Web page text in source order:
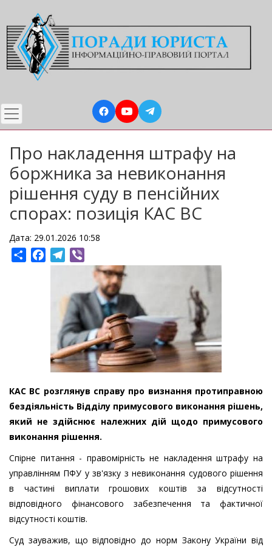
до
основного
вмісту
Про накладення штрафу на
боржника за невиконання
рішення суду в пенсійних
спорах: позиція КАС ВС
Дата: 29.01.2026 10:58
ShareFacebookTelegram
КАС ВС розглянув справу про визнання протиправною
бездіяльність Відділу примусового виконання рішень,
який не здійснює належних дій щодо примусового
виконання рішення.
Спірне питання - правомірність не накладення штрафу на
управлінням ПФУ у зв'язку з невиконання судового рішення
в частині виплати грошових коштів за відсутності
відповідного фінансового забезпечення та фактичної
відсутності коштів.
Суд зауважив, що відповідно до норм Закону України від